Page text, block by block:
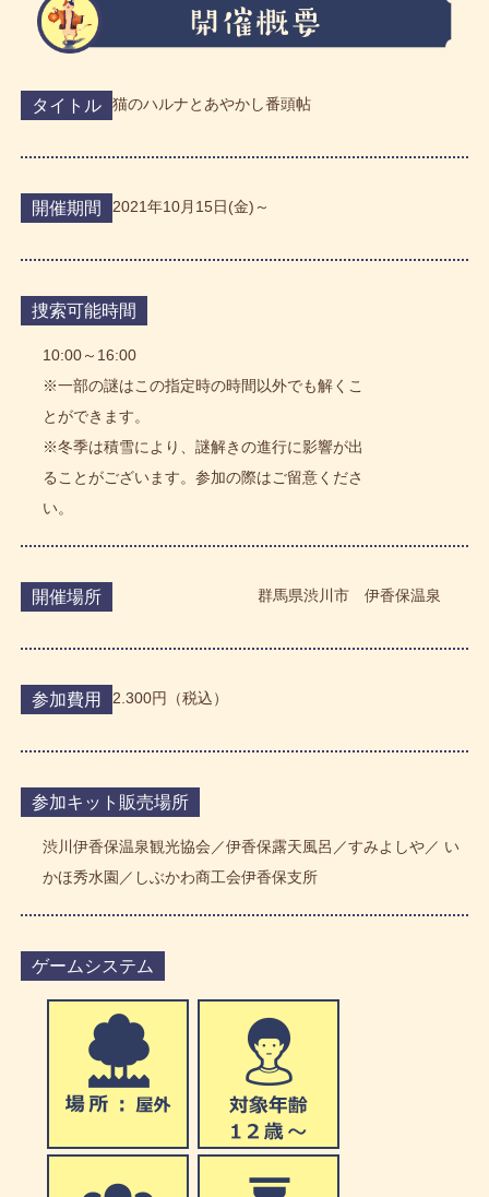
タイトル 猫のハルナとあやかし番頭帖
開催期間 2021年10月15日(金)～
捜索可能時間
10:00～16:00
※一部の謎はこの指定時の時間以外でも解くこ
とができます。
※冬季は積雪により、謎解きの進行に影響が出
ることがございます。参加の際はご留意くださ
い。
開催場所 群馬県渋川市 伊香保温泉
参加費用 2.300円（税込）
参加キット販売場所
渋川伊香保温泉観光協会／伊香保露天風呂／すみよしや／ い
かほ秀水園／しぶかわ商工会伊香保支所
ゲームシステム